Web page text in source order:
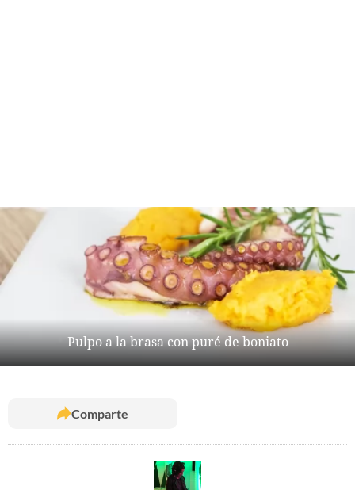
Pulpo a la brasa con puré de boniato
Comparte